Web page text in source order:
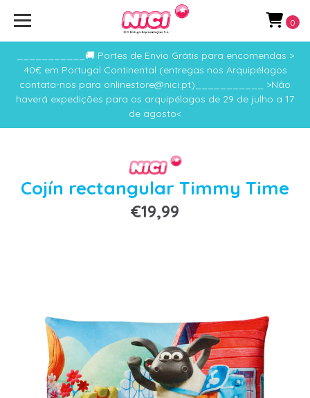
___________🚚 Portes de Envio Grátis para encomendas >
40€ em Portugal Continental (entregas nos Arquipélagos
contata-nos para onlinestore@nici.pt)___________ >Não
haverá expedições para os arquipélagos de 29 de julho a 17
de agosto<
0
Cojín rectangular Timmy Time
€19,99